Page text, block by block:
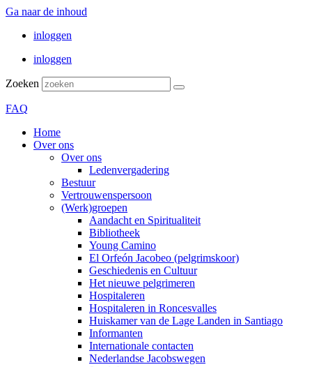
Ga naar de inhoud
inloggen
inloggen
Zoeken
FAQ
Home
Over ons
Over ons
Ledenvergadering
Bestuur
Vertrouwenspersoon
(Werk)groepen
Aandacht en Spiritualiteit
Bibliotheek
Young Camino
El Orfeón Jacobeo (pelgrimskoor)
Geschiedenis en Cultuur
Het nieuwe pelgrimeren
Hospitaleren
Hospitaleren in Roncesvalles
Huiskamer van de Lage Landen in Santiago
Informanten
Internationale contacten
Nederlandse Jacobswegen